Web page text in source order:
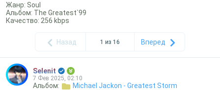
Жанр: Soul
Альбом: The Greatest`99
Качество: 256 kbps
Назад 1 из 16 Вперед
Selenit
7 Фев 2025, 02:10
Альбом: Michael Jackon - Greatest Storm